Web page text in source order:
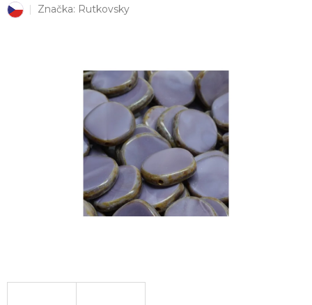
Značka: Rutkovsky